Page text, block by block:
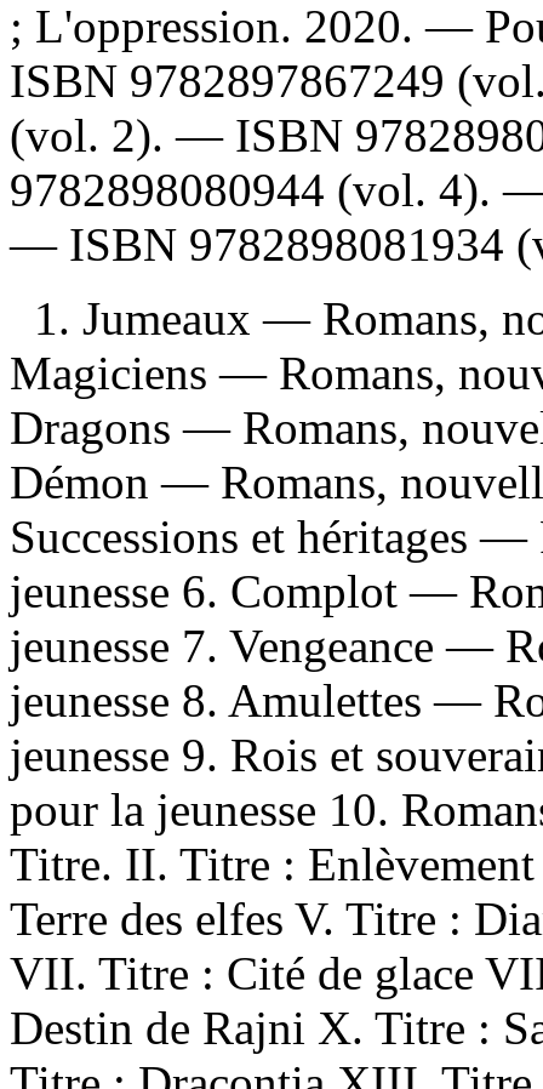
; L'oppression. 2020. —
ISBN 9782897867249
(vol. 2). — ISBN
9782898080944 (vol. 4).
— ISBN 9782898081934
1. Jumeaux — Romans,
Magiciens — Romans,
Dragons — Romans,
Démon — Romans,
Successions et héritages
jeunesse 6. Complot —
jeunesse 7. Vengeance —
jeunesse 8. Amulettes —
jeunesse 9. Rois et
pour la jeunesse 10.
Titre. II. Titre :
Terre des elfes V. Titre :
VII. Titre : Cité de glace
Destin de Rajni X. Titre :